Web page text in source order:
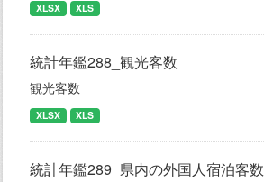
XLSX XLS
統計年鑑288_観光客数
観光客数
XLSX XLS
統計年鑑289_県内の外国人宿泊客数